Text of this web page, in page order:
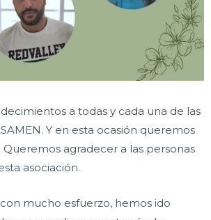
a todas y cada una de las
Y en esta ocasión queremos
agradecer a las personas
asociación.
mucho esfuerzo, hemos ido